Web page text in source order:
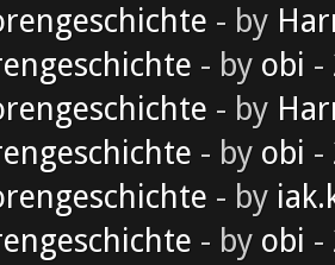
- by
- by obi -
- by
- by obi -
- by
- by obi -